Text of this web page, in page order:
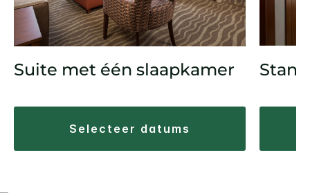
Suite met één slaapkamer
selecteer datums